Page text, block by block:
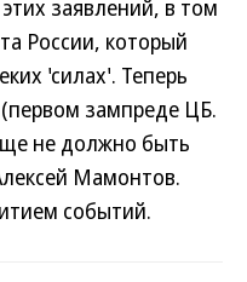
заявлений, в том
России, который
'силах'. Теперь
зампреде ЦБ.
не должно быть
Мамонтов.
событий.